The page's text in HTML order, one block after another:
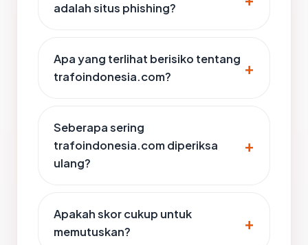
adalah situs phishing?
Apa yang terlihat berisiko tentang
trafoindonesia.com?
Seberapa sering
trafoindonesia.com diperiksa
ulang?
Apakah skor cukup untuk
memutuskan?